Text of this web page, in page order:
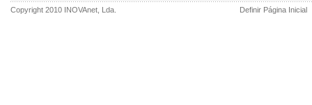
Copyright 2010 INOVAnet , Lda. Definir Página Inicial